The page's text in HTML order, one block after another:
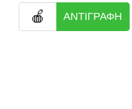
🍎 ΑΝΤΙΓΡΑΦΉ